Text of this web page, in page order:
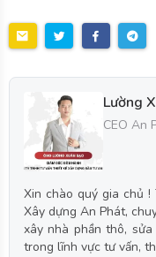
Lường
CEO An
Xin chào quý gia chủ !
Xây dựng An Phát,
xây nhà phần thô, sửa
trong lĩnh vực tư vấn,